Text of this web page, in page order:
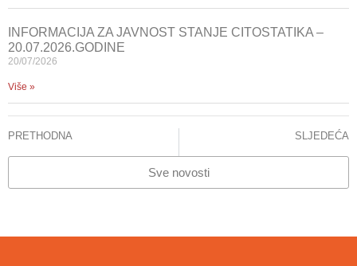
INFORMACIJA ZA JAVNOST STANJE CITOSTATIKA –
20.07.2026.GODINE
20/07/2026
Više »
PRETHODNA SLJEDEĆA
Sve novosti